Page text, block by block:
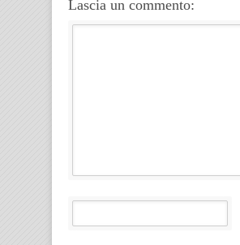
Lascia un commento: